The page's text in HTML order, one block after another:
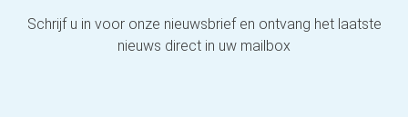
Schrijf u in voor onze nieuwsbrief en ontvang het laatste
nieuws direct in uw mailbox